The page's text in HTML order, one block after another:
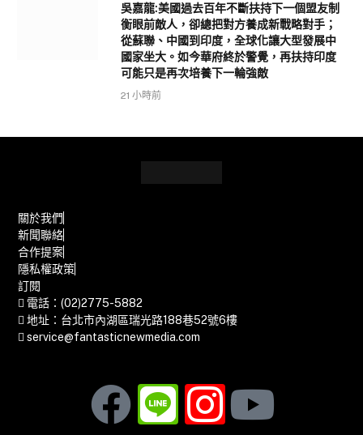
吳嘉龍:美國過去百年不斷扶持下一個盟友制
衡眼前敵人，卻總把對方養成新戰略對手；
從蘇聯、中國到印度，全球化讓大型發展中
國家坐大。如今華府終於警覺，再扶持印度
可能只是再次培養下一輪強敵
21 小時前
關於我們
新聞聯絡
合作提案
隱私權政策
訂閱
電話：(02)2775-5882
地址：台北市內湖區瑞光路188巷52號6樓
service@fantasticnewmedia.com